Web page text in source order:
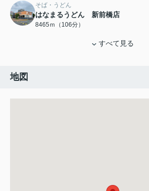
そば・うどん
はなまるうどん 新前橋店
8465ｍ（106分）
すべて見る
地図